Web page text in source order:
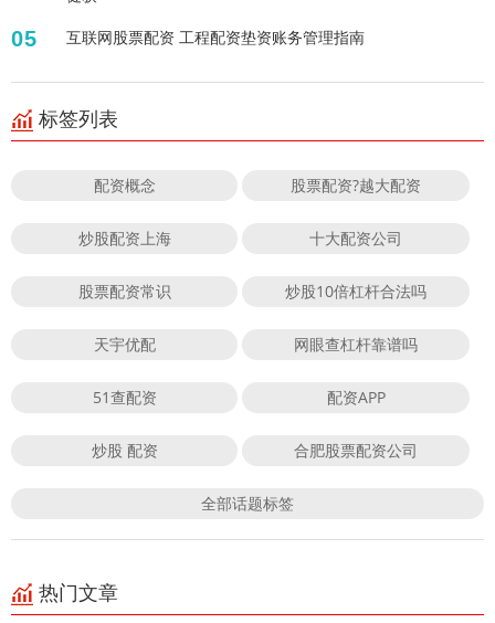
05 互联网股票配资 工程配资垫资账务管理指南
标签列表
配资概念 股票配资?越大配资
炒股配资上海 十大配资公司
股票配资常识 炒股10倍杠杆合法吗
天宇优配 网眼查杠杆靠谱吗
51查配资 配资APP
炒股 配资 合肥股票配资公司
全部话题标签
热门文章